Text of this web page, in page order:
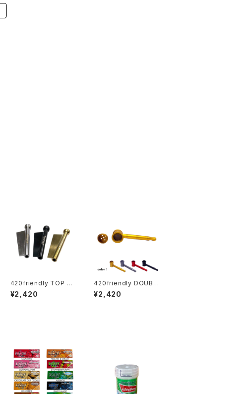
420friendly TOP PU
FF スニッフィング チュ
ーブ・ヘラ付き
¥2,420
420friendly DOUBL
E SCREEN HAMMER
(ダブルスクリーンハン
¥2,420